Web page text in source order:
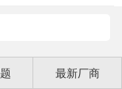
最新厂商